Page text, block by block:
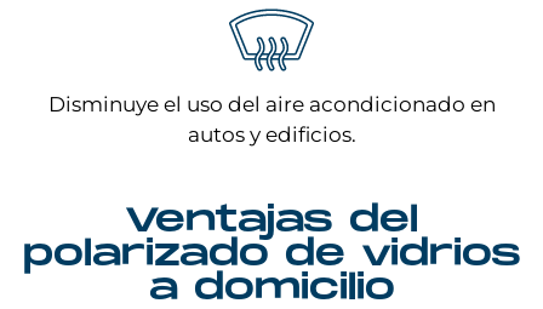
Disminuye el uso del aire acondicionado en
autos y edificios.
Ventajas del
polarizado de vidrios
a domicilio